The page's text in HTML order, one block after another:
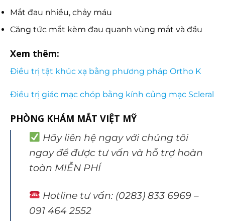
Mắt đau nhiều, chảy máu
Căng tức mắt kèm đau quanh vùng mắt và đầu
Xem thêm:
Điều trị tật khúc xạ bằng phương pháp Ortho K
Điều trị giác mạc chóp bằng kính củng mạc Scleral
PHÒNG KHÁM MẮT VIỆT MỸ
Hãy liên hệ ngay với chúng tôi
ngay để được tư vấn và hỗ trợ hoàn
toàn MIỄN PHÍ
Hotline tư vấn: (0283) 833 6969 –
091 464 2552